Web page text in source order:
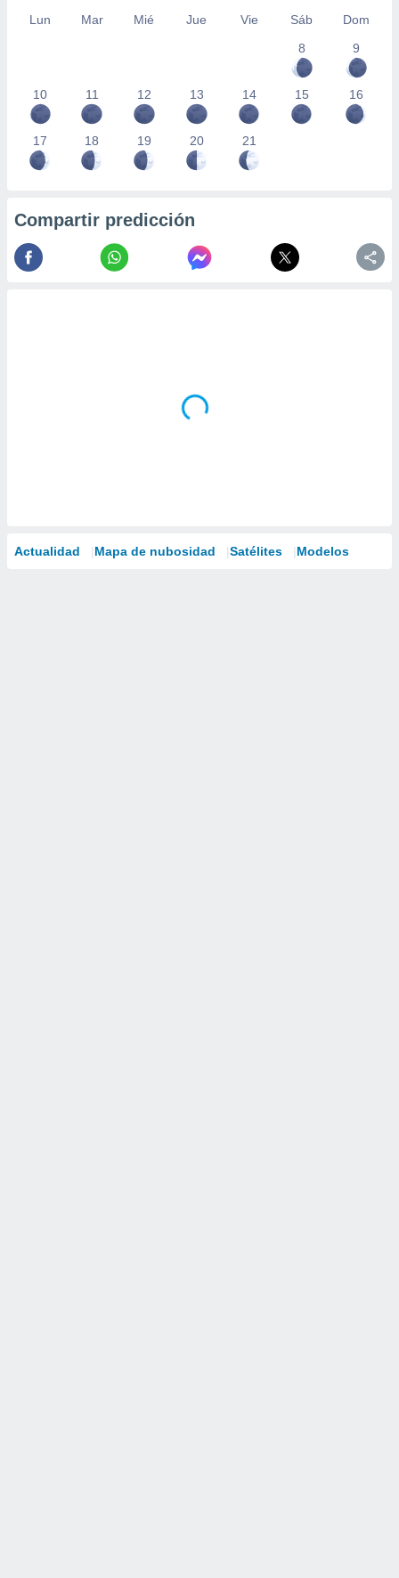
Lun Mar Mié Jue Vie Sáb
Dom
8
9
10 11 12 13 14 15 16
17 18 19 20 21
Compartir predicción
Actualidad Mapa de nubosidad Satélites Modelos